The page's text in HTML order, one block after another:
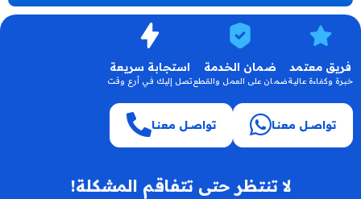
فريق معتمد
خبرة وكفاءة عالية
ضمان الخدمة
ضمان على العمل والقطع
استجابة سريعة
تصل إليك في أرع وقت اقرا الان
تواصــل معنـا
اقرا الان
تواصــل معنـا
لا تنتظر حتى تتفاقم المشكلة!